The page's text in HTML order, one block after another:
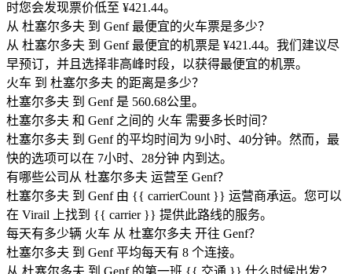
时您会发现票价低至 ¥421.44。
从 杜塞尔多夫 到 Genf 最便宜的火车票是多少？
从 杜塞尔多夫 到 Genf 最便宜的机票是 ¥421.44。我们建议尽
早预订，并且选择非高峰时段，以获得最便宜的机票。
火车 到 杜塞尔多夫 的距离是多少？
杜塞尔多夫 到 Genf 是 560.68公里。
杜塞尔多夫 和 Genf 之间的 火车 需要多长时间？
杜塞尔多夫 到 Genf 的平均时间为 9小时、40分钟。然而，最
快的选项可以在 7小时、28分钟 内到达。
有哪些公司从 杜塞尔多夫 运营至 Genf？
杜塞尔多夫 到 Genf 由 {{ car​​rierCount }} 运营商承运。您可以
在 Virail 上找到 {{ car​​rier }} 提供此路线的服务。
每天有多少辆 火车 从 杜塞尔多夫 开往 Genf？
杜塞尔多夫 到 Genf 平均每天有 8 个连接。